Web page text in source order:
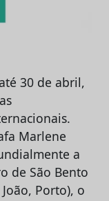
30 de abril,
Marlene
a
de São Bento
Porto), o